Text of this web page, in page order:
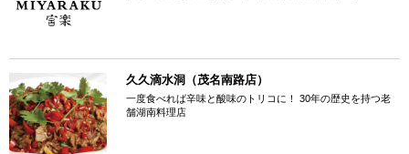
久久滴水洞（茂名南路店）
一度食べれば辛味と酸味のトリコに！ 30年の歴史を持つ老
舗湖南料理店